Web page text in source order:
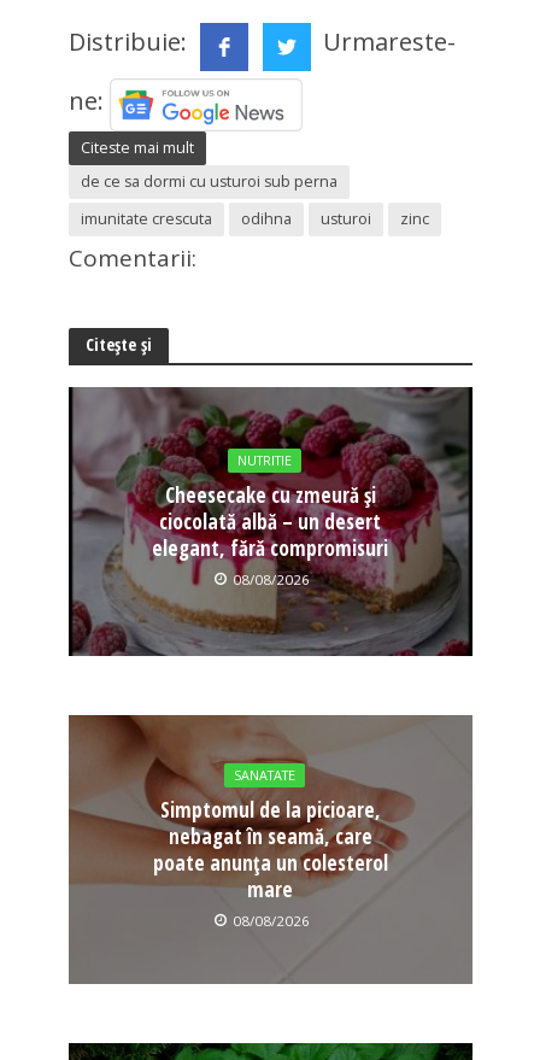
Distribuie:
Urmareste-
ne:
Citeste mai mult
de ce sa dormi cu usturoi sub perna
imunitate crescuta
odihna usturoi zinc
Comentarii:
Citește și
NUTRITIE
Cheesecake cu zmeură și
ciocolată albă – un desert
elegant, fără compromisuri
08/08/2026
SANATATE
Simptomul de la picioare,
nebagat în seamă, care
poate anunța un colesterol
mare
08/08/2026